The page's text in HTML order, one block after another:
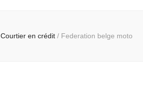
Courtier en crédit / Federation belge moto